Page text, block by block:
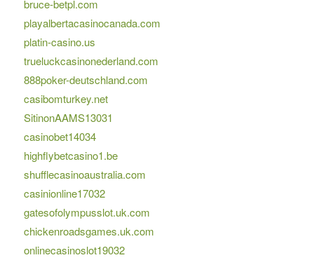
bruce-betpl.com
playalbertacasinocanada.com
platin-casino.us
trueluckcasinonederland.com
888poker-deutschland.com
casibomturkey.net
SitinonAAMS13031
casinobet14034
highflybetcasino1.be
shufflecasinoaustralia.com
casinionline17032
gatesofolympusslot.uk.com
chickenroadsgames.uk.com
onlinecasinoslot19032